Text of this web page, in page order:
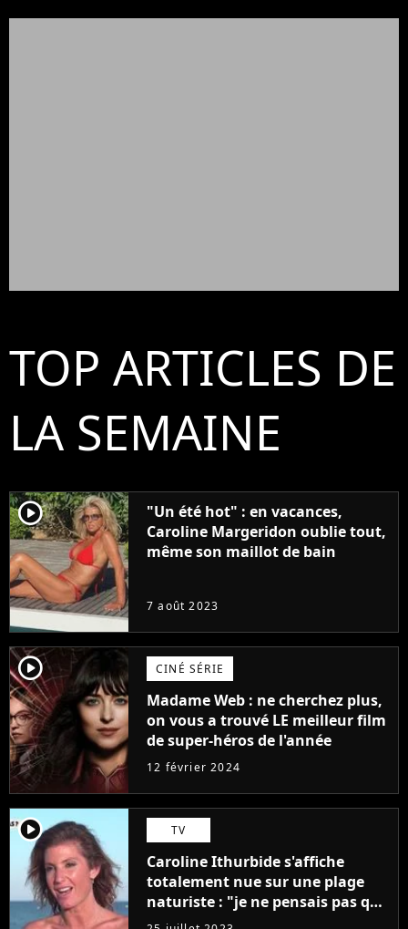
TOP ARTICLES DE
LA SEMAINE
player2
"Un été hot" : en vacances,
Caroline Margeridon oublie tout,
même son maillot de bain
7 août 2023
player2 CINÉ SÉRIE
Madame Web : ne cherchez plus,
on vous a trouvé LE meilleur film
de super-héros de l'année
12 février 2024
player2 TV
Caroline Ithurbide s'affiche
totalement nue sur une plage
naturiste : "je ne pensais pas que
j'arriverais à le faire..."